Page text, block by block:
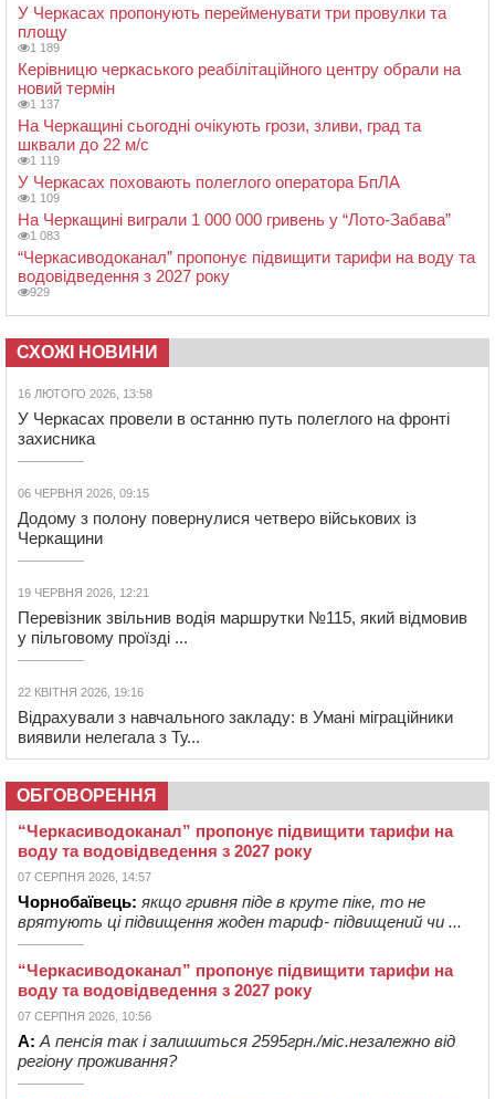
У Черкасах пропонують перейменувати три провулки та
площу
1 189
Керівницю черкаського реабілітаційного центру обрали на
новий термін
1 137
На Черкащині сьогодні очікують грози, зливи, град та
шквали до 22 м/с
1 119
У Черкасах поховають полеглого оператора БпЛА
1 109
На Черкащині виграли 1 000 000 гривень у “Лото-Забава”
1 083
“Черкасиводоканал” пропонує підвищити тарифи на воду та
водовідведення з 2027 року
929
СХОЖІ НОВИНИ
16 ЛЮТОГО 2026, 13:58
У Черкасах провели в останню путь полеглого на фронті
захисника
06 ЧЕРВНЯ 2026, 09:15
Додому з полону повернулися четверо військових із
Черкащини
19 ЧЕРВНЯ 2026, 12:21
Перевізник звільнив водія маршрутки №115, який відмовив
у пільговому проїзді ...
22 КВІТНЯ 2026, 19:16
Відрахували з навчального закладу: в Умані міграційники
виявили нелегала з Ту...
ОБГОВОРЕННЯ
“Черкасиводоканал” пропонує підвищити тарифи на
воду та водовідведення з 2027 року
07 СЕРПНЯ 2026, 14:57
Чорнобаївець: якщо гривня піде в круте піке, то не
врятують ці підвищення жоден тариф- підвищений чи ...
“Черкасиводоканал” пропонує підвищити тарифи на
воду та водовідведення з 2027 року
07 СЕРПНЯ 2026, 10:56
А: А пенсія так і залишиться 2595грн./міс.незалежно від
регіону проживання?